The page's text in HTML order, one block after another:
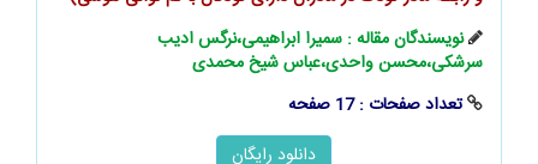
نویسندگان مقاله : سمیرا ابراهیمی،نرگس ادیب
سرشکی،محسن واحدی،عباس شیخ محمدی
تعداد صفحات : 17 صفحه